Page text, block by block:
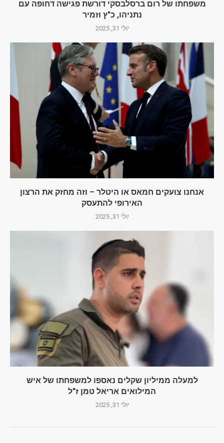
משפחתו של רום ברסלבסקי דורשת פגישה דחופה עם
נתניהו, כ"ץ וזמיר
יולי 31, 2025
אנחנו צועקים חמאס או היטלר – וזה מחזק את הרצון
האירופי להתעסק
יולי 31, 2025
למעלה ממיליון שקלים נאספו למשפחתו של איש
המילואים אריאל טמן ז"ל
יולי 31, 2025